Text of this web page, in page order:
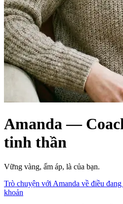
Amanda —
tinh thần
Vững vàng, ấm áp, là của bạn.
Trò chuyện với Amanda về điều
khoản